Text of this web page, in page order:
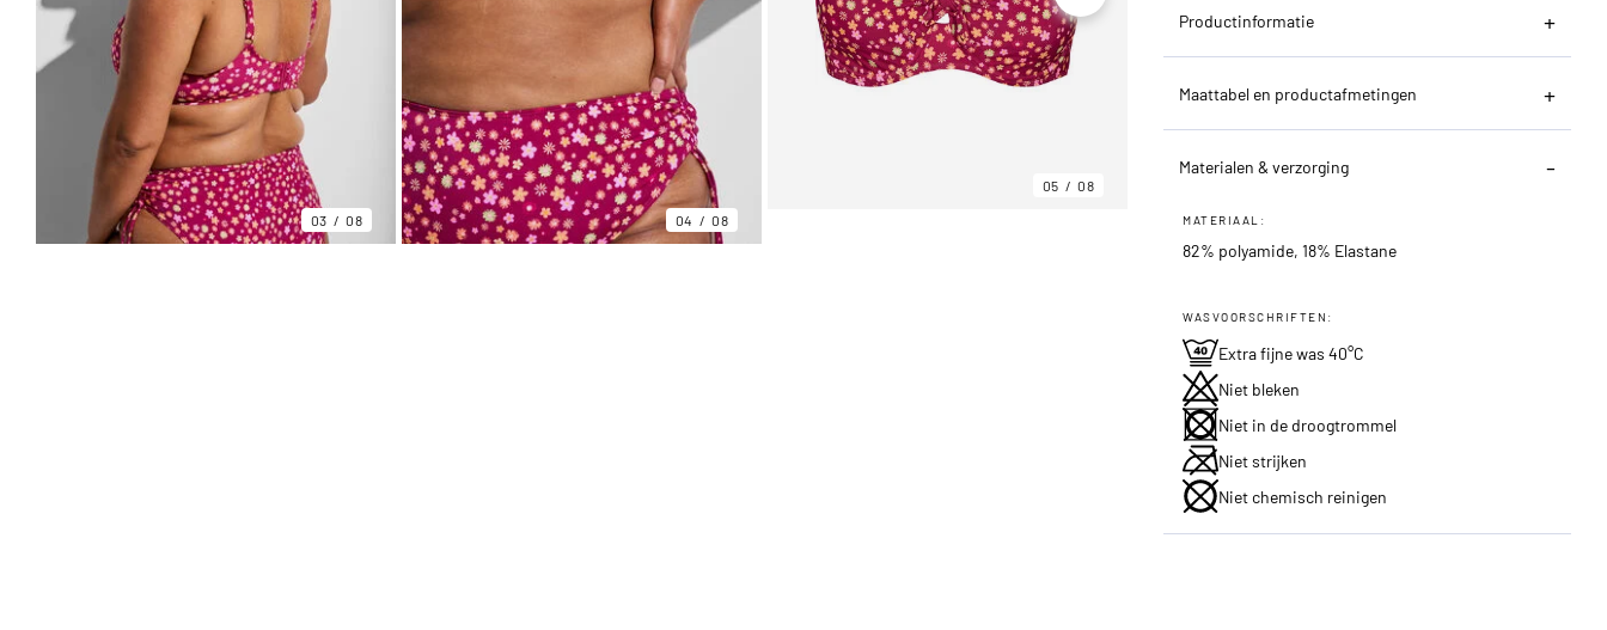
03 08 04 08
05 08
Productinformatie
Maattabel en productafmetingen
Materialen & verzorging
MATERIAAL:
82% polyamide, 18% Elastane
WASVOORSCHRIFTEN:
Extra fijne was 40°C
Niet bleken
Niet in de droogtrommel
Niet strijken
Niet chemisch reinigen